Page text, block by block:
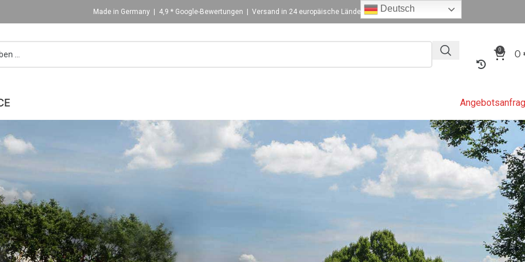
Made in Germany | 4,9 * Google-Bewertungen | Versand in 24 europäische Länder
0 0
Deutsch